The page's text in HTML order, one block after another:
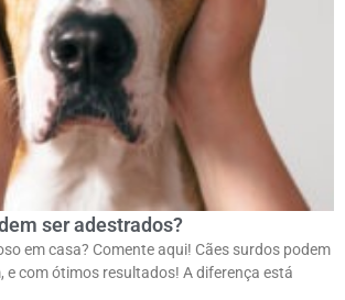
ser adestrados?
em casa? Comente aqui! Cães surdos podem
e com ótimos resultados! A diferença está